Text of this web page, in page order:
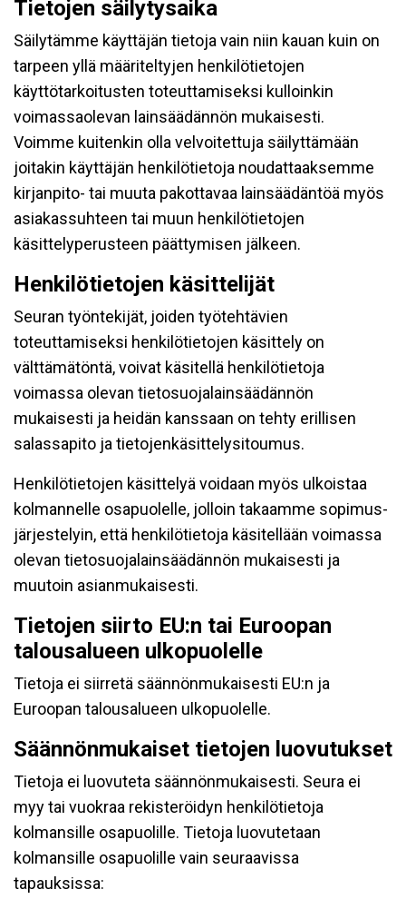
Tietojen säilytysaika
Säilytämme käyttäjän tietoja vain niin kauan kuin on
tarpeen yllä määriteltyjen henkilötietojen
käyttötarkoitusten toteuttamiseksi kulloinkin
voimassaolevan lainsäädännön mukaisesti.
Voimme kuitenkin olla velvoitettuja säilyttämään
joitakin käyttäjän henkilötietoja noudattaaksemme
kirjanpito- tai muuta pakottavaa lainsäädäntöä myös
asiakassuhteen tai muun henkilötietojen
käsittelyperusteen päättymisen jälkeen.
Henkilötietojen käsittelijät
Seuran työntekijät, joiden työtehtävien
toteuttamiseksi henkilötietojen käsittely on
välttämätöntä, voivat käsitellä henkilötietoja
voimassa olevan tietosuojalainsäädännön
mukaisesti ja heidän kanssaan on tehty erillisen
salassapito ja tietojenkäsittelysitoumus.
Henkilötietojen käsittelyä voidaan myös ulkoistaa
kolmannelle osapuolelle, jolloin takaamme sopimus-
järjestelyin, että henkilötietoja käsitellään voimassa
olevan tietosuojalainsäädännön mukaisesti ja
muutoin asianmukaisesti.
Tietojen siirto EU:n tai Euroopan
talousalueen ulkopuolelle
Tietoja ei siirretä säännönmukaisesti EU:n ja
Euroopan talousalueen ulkopuolelle.
Säännönmukaiset tietojen luovutukset
Tietoja ei luovuteta säännönmukaisesti. Seura ei
myy tai vuokraa rekisteröidyn henkilötietoja
kolmansille osapuolille. Tietoja luovutetaan
kolmansille osapuolille vain seuraavissa
tapauksissa: